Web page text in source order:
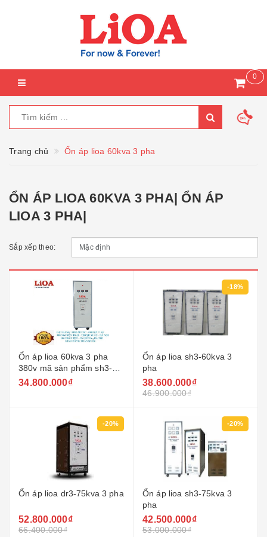
0
Trang chủ Ổn áp lioa 60kva 3 pha
ỔN ÁP LIOA 60KVA 3 PHA| ỔN ÁP
LIOA 3 PHA|
Sắp xếp theo:
Ổn áp lioa 60kva 3 pha
380v mã sản phẩm sh3-
60kii
34.800.000₫
-18%
Ổn áp lioa sh3-60kva 3
pha
38.600.000₫
46.900.000₫
-20%
Ổn áp lioa dr3-75kva 3 pha
52.800.000₫
66.400.000₫
-20%
Ổn áp lioa sh3-75kva 3
pha
42.500.000₫
53.000.000₫